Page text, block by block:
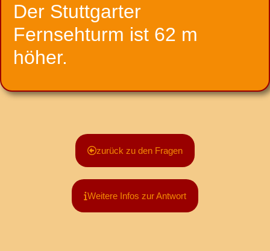
Der Stuttgarter
Fernsehturm ist 62 m
höher.
zurück zu den Fragen
Weitere Infos zur Antwort